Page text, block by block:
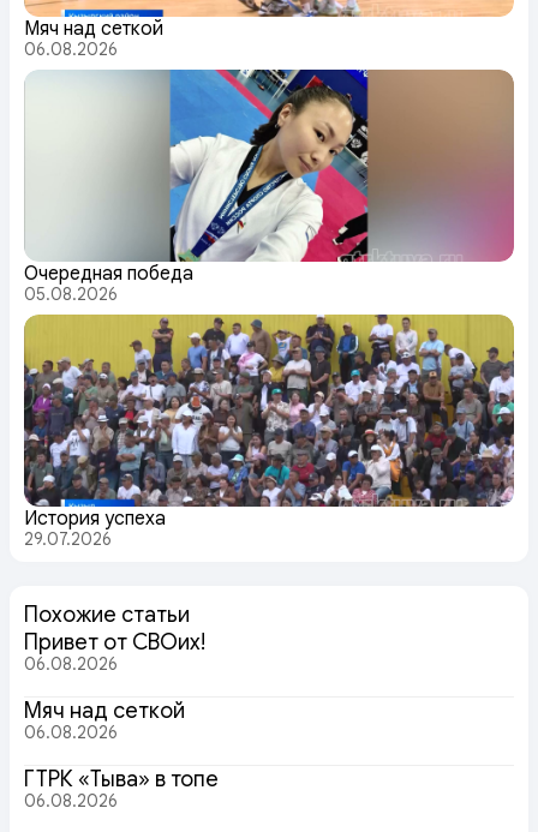
Мяч над сеткой
06.08.2026
Очередная победа
05.08.2026
История успеха
29.07.2026
Похожие статьи
Привет от СВОих!
06.08.2026
Мяч над сеткой
06.08.2026
ГТРК «Тыва» в топе
06.08.2026